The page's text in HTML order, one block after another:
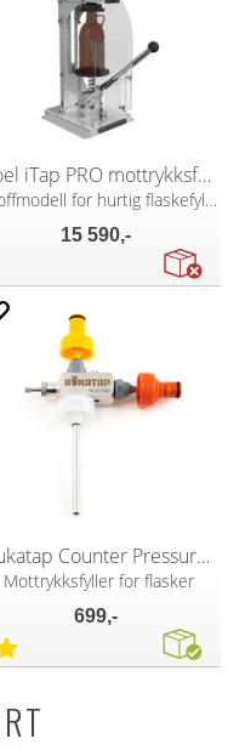
Boel iTap PRO mottrykksfyller
Proffmodell for hurtig flaskefylling
15 590,-
Nukatap Counter Pressure Bottle Filler
Mottrykksfyller for flasker
699,-